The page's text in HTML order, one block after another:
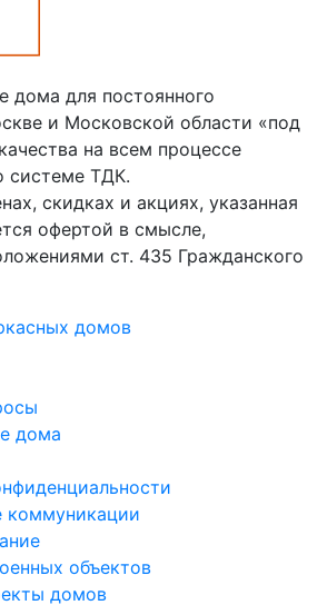
дома для постоянного
и Московской области «под
на всем процессе
системе ТДК.
скидках и акциях, указанная
офертой в смысле,
ст. 435 Гражданского
домов
дома
коммуникации
объектов
домов